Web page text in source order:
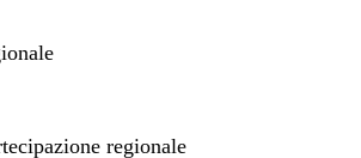
regionale